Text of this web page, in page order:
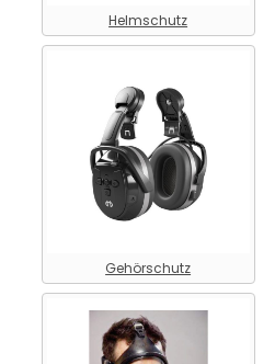
Helmschutz
Gehörschutz